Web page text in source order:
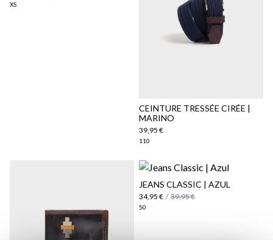
XS
CEINTURE TRESSÉE CIRÉE |
MARINO
39,95 €
110
JEANS CLASSIC | AZUL
34,95 € / 39,95 €
50